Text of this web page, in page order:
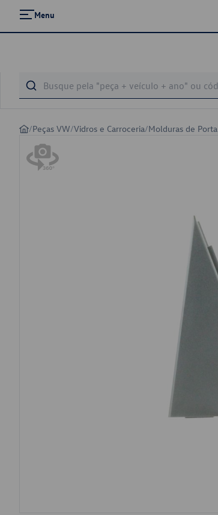
Menu
/Peças VW/Vidros e Carroceria/Molduras de Porta